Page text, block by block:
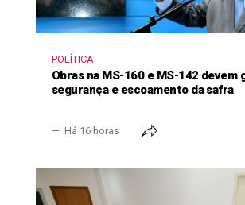
POLÍTICA
Obras na MS-160 e MS-142 devem
segurança e escoamento da safra
Há 16 horas